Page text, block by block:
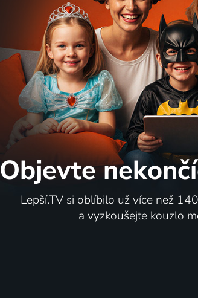
Objevte
Lepší.TV si oblíbilo už více než
a vyzkoušejte kouzlo